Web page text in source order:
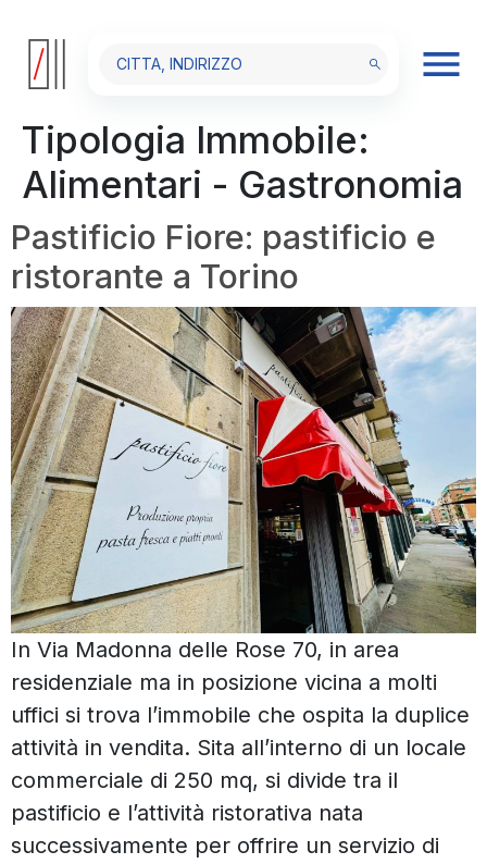
Tipologia Immobile:
Alimentari - Gastronomia
Pastificio Fiore: pastificio e
ristorante a Torino
In Via Madonna delle Rose 70, in area
residenziale ma in posizione vicina a molti
uffici si trova l’immobile che ospita la duplice
attività in vendita. Sita all’interno di un locale
commerciale di 250 mq, si divide tra il
pastificio e l’attività ristorativa nata
successivamente per offrire un servizio di